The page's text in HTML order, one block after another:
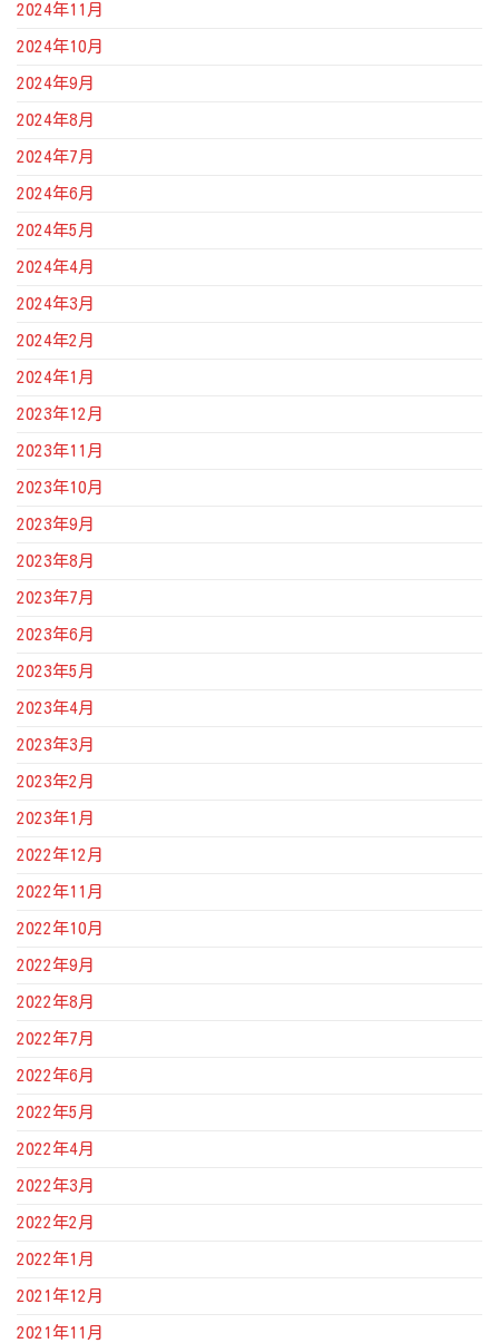
2024年11月
2024年10月
2024年9月
2024年8月
2024年7月
2024年6月
2024年5月
2024年4月
2024年3月
2024年2月
2024年1月
2023年12月
2023年11月
2023年10月
2023年9月
2023年8月
2023年7月
2023年6月
2023年5月
2023年4月
2023年3月
2023年2月
2023年1月
2022年12月
2022年11月
2022年10月
2022年9月
2022年8月
2022年7月
2022年6月
2022年5月
2022年4月
2022年3月
2022年2月
2022年1月
2021年12月
2021年11月